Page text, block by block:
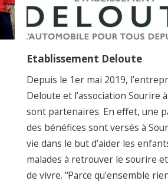
Etablissement Deloute
Depuis le 1er mai 2019,
Deloute et l’association Sourire
sont partenaires. En effet, une
des bénéfices sont versés à
vie dans le but d’aider les
malades à retrouver le sourire
de vivre. “Parce qu’ensemble